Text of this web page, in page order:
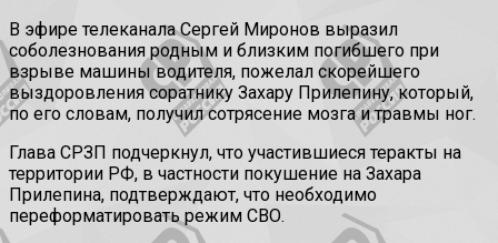
В эфире телеканала Сергей Миронов выразил
соболезнования родным и близким погибшего при
взрыве машины водителя, пожелал скорейшего
выздоровления соратнику Захару Прилепину, который,
по его словам, получил сотрясение мозга и травмы ног.
Глава СРЗП подчеркнул, что участившиеся теракты на
территории РФ, в частности покушение на Захара
Прилепина, подтверждают, что необходимо
переформатировать режим СВО.